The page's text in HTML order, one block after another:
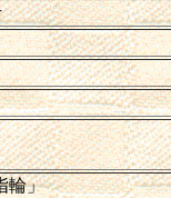
輪」